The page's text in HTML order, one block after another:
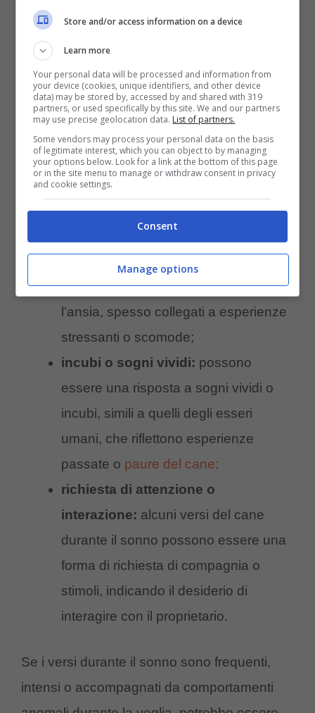
È possibile,
per i seguenti motivi:
gioia ed eccitazione: alcuni versi
canini emessi durante il sonno
possono riflettere stati d’animo positivi
come la gioia e l’eccitazione, legati a
esperienze piacevoli durante il giorno;
sonno possono indicare stati d’animo
meno positivi come la frustrazione o
l’ansia, spesso collegati a esperienze
stressanti o scomode;
incubi o sogni vividi: possono
essere una risposta a sogni vividi o
incubi, simili a quelli degli esseri
umani, che riflettono esperienze
passate o paure del cane;
richiesta di attenzione o
interazione: alcuni versi del cane
durante il sonno possono essere una
forma di richiesta di compagnia o
stimoli, indicando il desiderio di
interagire con il proprietario.
Se i versi durante il sonno sono frequenti,
intensi o accompagnati da comportamenti
Store and/or access information on a device
Learn more
Your personal data will be processed and information from
your device (cookies, unique identifiers, and other device
data) may be stored by, accessed by and shared with 319
partners, or used specifically by this site. We and our partners
may use precise geolocation data. List of partners.
Some vendors may process your personal data on the basis
of legitimate interest, which you can object to by managing
your options below. Look for a link at the bottom of this page
or in the site menu to manage or withdraw consent in privacy
and cookie settings.
Consent
Manage options